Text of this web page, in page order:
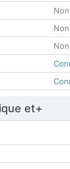
et+